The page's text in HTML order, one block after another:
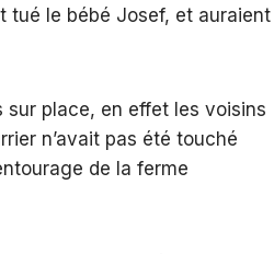
tué le bébé Josef, et auraient
sur place, en effet les voisins
n’avait pas été touché
de la ferme